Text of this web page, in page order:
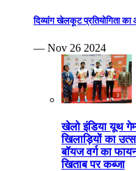
दिव्यांग खेलकूट प्रतियोगिता
— Nov 26 2024
खेलो इंडिया यूथ
खिलाड़ियों का
बॉयज वर्ग का
खिताब पर कब्जा